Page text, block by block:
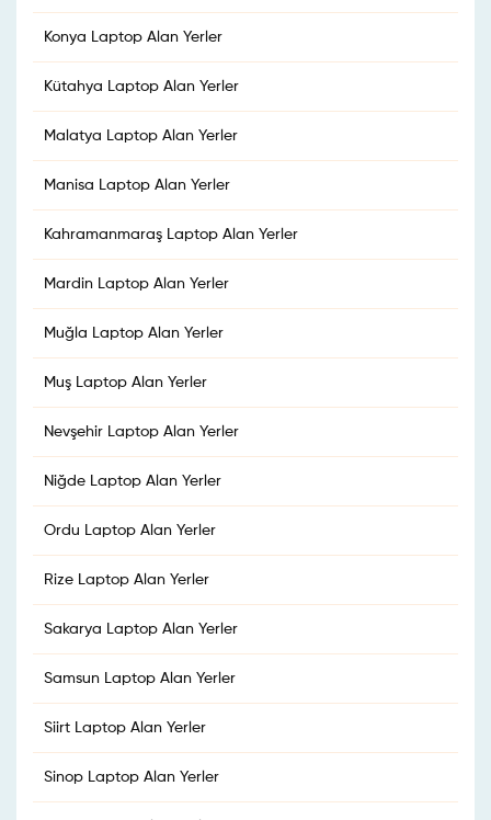
Konya Laptop Alan Yerler
Kütahya Laptop Alan Yerler
Malatya Laptop Alan Yerler
Manisa Laptop Alan Yerler
Kahramanmaraş Laptop Alan Yerler
Mardin Laptop Alan Yerler
Muğla Laptop Alan Yerler
Muş Laptop Alan Yerler
Nevşehir Laptop Alan Yerler
Niğde Laptop Alan Yerler
Ordu Laptop Alan Yerler
Rize Laptop Alan Yerler
Sakarya Laptop Alan Yerler
Samsun Laptop Alan Yerler
Siirt Laptop Alan Yerler
Sinop Laptop Alan Yerler